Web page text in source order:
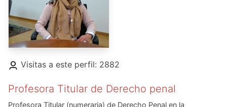
Visitas a este perfil: 2882
Profesora Titular de Derecho penal
Profesora Titular (numeraria) de Derecho Penal en la